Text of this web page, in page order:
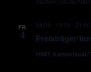
FR.
4
04.09 - 19:00 - 21:00
HfMT, Konzertsaal